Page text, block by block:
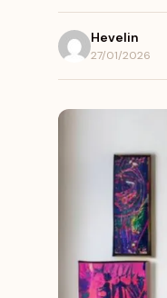
Hevelin
27/01/2026